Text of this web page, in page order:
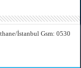
İstanbul Gsm: 0530